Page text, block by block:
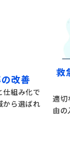
改善
仕組み化で
から選ばれ
救
適切
由の